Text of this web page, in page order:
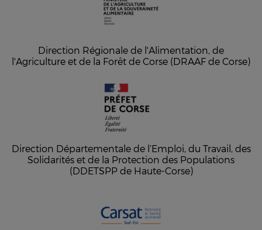
Direction Régionale de l'Alimentation, de
l'Agriculture et de la Forêt de Corse (DRAAF de Corse)
Direction Départementale de l’Emploi, du Travail, des
Solidarités et de la Protection des Populations
(DDETSPP de Haute-Corse)